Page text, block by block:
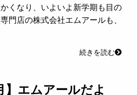
くなり、いよいよ新学期も目の
門店の株式会社エムアールも、
続きを読む
】エムアールだよ